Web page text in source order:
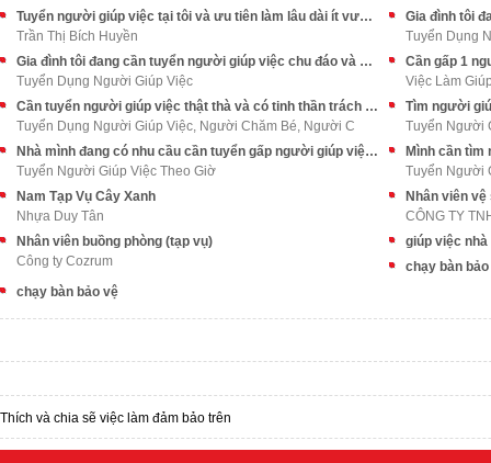
Tuyển người giúp việc tại tôi và ưu tiên làm lâu dài ít vướng bận GĐ
Trần Thị Bích Huyền
Tuyển Dụng
Gia đình tôi đang cần tuyển người giúp việc chu đáo và siêng năng
Tuyển Dụng Người Giúp Việc
Việc Làm
Cần tuyển người giúp việc thật thà và có tinh thần trách nhiệm
Tuyển Dụng Người Giúp Việc, Người Chăm Bé, Người C
Tìm người
Tuyển Người
Nhà mình đang có nhu cầu cần tuyển gấp người giúp việc siêng năng
Tuyển Người Giúp Việc Theo Giờ
Mình cần tìm
Tuyển Người
Nam Tạp Vụ Cây Xanh
Nhựa Duy Tân
Nhân viên
CÔNG TY
Nhân viên buồng phòng (tạp vụ)
Công ty Cozrum
giúp việc nhà
chạy bàn
chạy bàn bảo vệ
Thích và chia sẽ việc làm đảm bảo trên